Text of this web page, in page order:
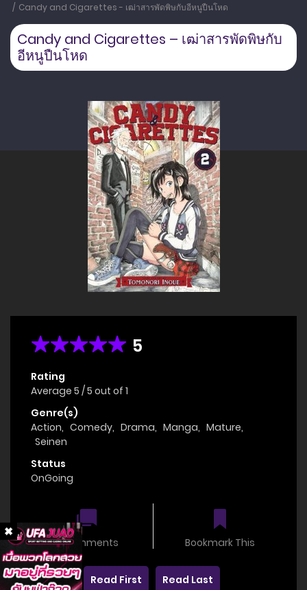
Candy and Cigarettes - เฒ่าสารพัดพิษกับอีหนูปืนโหด
Candy and Cigarettes – เฒ่าสารพัดพิษกับ
อีหนูปืนโหด
5
Rating
Average 5 /5 out of 1
Genre(s)
Action, Comedy, Drama, Manga, Mature,
Seinen
Status
OnGoing
0 comments Bookmark This
Read First Read Last